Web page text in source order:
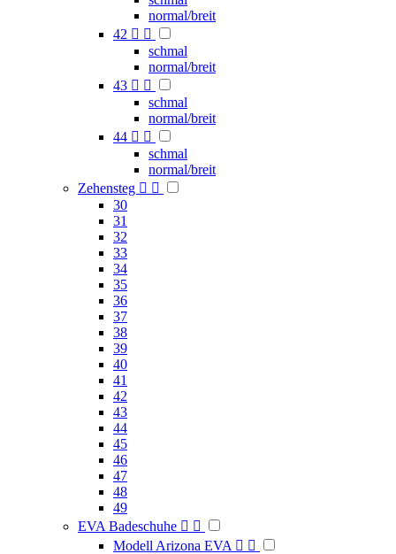
normal/breit
42  
schmal
normal/breit
43  
schmal
normal/breit
44  
schmal
normal/breit
Zehensteg  
30
31
32
33
34
35
36
37
38
39
40
41
42
43
44
45
46
47
48
49
EVA Badeschuhe  
Modell Arizona EVA  